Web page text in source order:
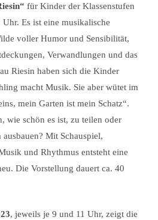
für Kinder der Klassenstufen
Es ist eine musikalische
voller Humor und Sensibilität,
Verwandlungen und das
Riesin haben sich die Kinder
macht Musik. Sie aber wütet im
mein Garten ist mein Schatz“.
wie schön es ist, zu teilen oder
Mit Schauspiel,
und Rhythmus entsteht eine
Die Vorstellung dauert ca. 40
, jeweils je 9 und 11 Uhr, zeigt die